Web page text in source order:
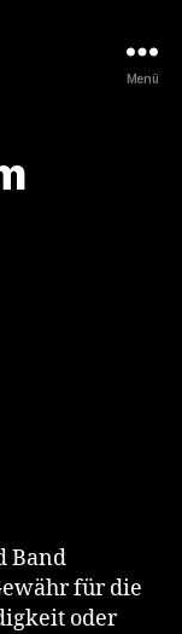
Menü
Band
für die
oder